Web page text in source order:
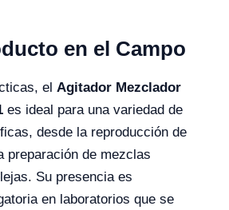
en el Campo
el Agitador Mezclador
es ideal para una variedad de
desde la reproducción de
preparación de mezclas
Su presencia es
en laboratorios que se